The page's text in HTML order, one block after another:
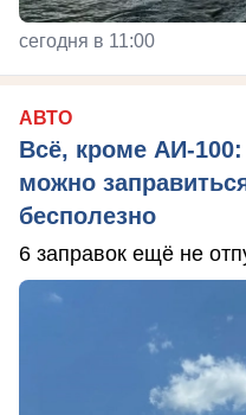
сегодня в 11:00
АВТО
Всё, кроме АИ-
можно
бесполезно
6 заправок ещё не